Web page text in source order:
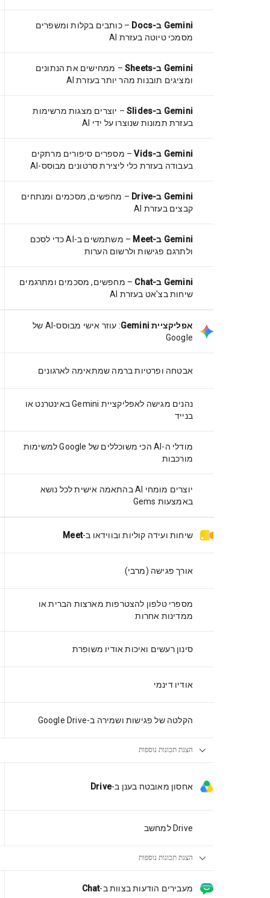
Gemini ב-Docs
– כותבים בקלות ומשפרים
מסמכי טיוטה בעזרת AI
Gemini ב-Sheets
– ממחישים את הנתונים
ומציגים תובנות מהר יותר בעזרת AI
Gemini ב-Slides
– יוצרים מצגות מרשימות
בעזרת תמונות שנוצרו על ידי AI
Gemini ב-Vids
– מספרים סיפורים מרתקים
בעבודה בעזרת כלי ליצירת סרטונים מבוסס-AI
Gemini ב-Drive
– מחפשים, מסכמים ומנתחים
קבצים בעזרת AI
Gemini ב-Meet
– משתמשים ב-AI כדי לסכם
ולתרגם פגישות ולרשום הערות
Gemini ב-Chat
– מחפשים, מסכמים ומתרגמים
שיחות בצ'אט בעזרת AI
אפליקציית Gemini :
עוזר אישי מבוסס-AI של
Google
אבטחה ופרטיות ברמה שמתאימה לארגונים
נהנים מגישה לאפליקציית Gemini באינטרנט או
בנייד
מודלי ה-AI הכי משוכללים של Google למשימות
מורכבות
יוצרים מומחי AI בהתאמה אישית לכל נושא
באמצעות Gems
שיחות ועידה קוליות ובווידאו ב-Meet
אורך פגישה (מרבי)
מספרי טלפון להצטרפות מארצות הברית או
ממדינות אחרות
סינון רעשים ואיכות אודיו משופרת
אודיו דינמי
הקלטה של פגישות ושמירה ב-Google Drive
expand_more הצגת תכונות נוספות
אחסון מאובטח בענן ב-Drive
Drive למחשב
expand_more הצגת תכונות נוספות
מעבירים הודעות בצוותב-Chat